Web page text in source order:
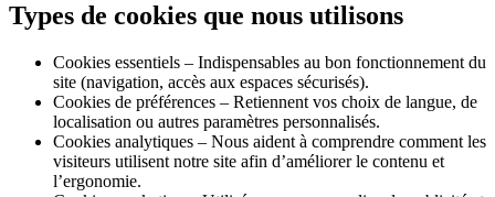
Types de cookies que nous utilisons
Cookies essentiels – Indispensables au bon fonctionnement du
site (navigation, accès aux espaces sécurisés).
Cookies de préférences – Retiennent vos choix de langue, de
localisation ou autres paramètres personnalisés.
Cookies analytiques – Nous aident à comprendre comment les
visiteurs utilisent notre site afin d’améliorer le contenu et
l’ergonomie.